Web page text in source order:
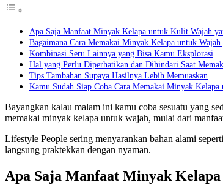
Apa Saja Manfaat Minyak Kelapa untuk Kulit Wajah
Bagaimana Cara Memakai Minyak Kelapa untuk
Kombinasi Seru Lainnya yang Bisa Kamu Eksplorasi
Hal yang Perlu Diperhatikan dan Dihindari Saat
Tips Tambahan Supaya Hasilnya Lebih Memuaskan
Kamu Sudah Siap Coba Cara Memakai Minyak Kelapa
Bayangkan kalau malam ini kamu coba sesuatu yang
memakai minyak kelapa untuk wajah, mulai dari
Lifestyle People sering menyarankan bahan alami
langsung praktekkan dengan nyaman.
Apa Saja Manfaat Minyak